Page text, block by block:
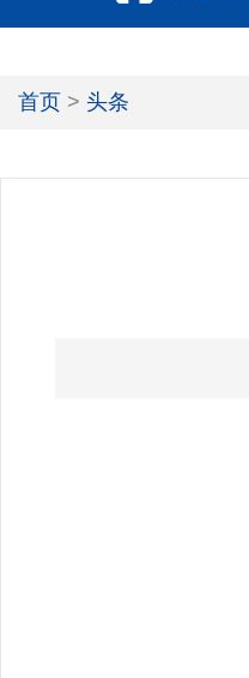
首页 > 头条